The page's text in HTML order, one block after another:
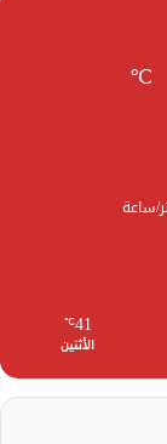
℃
41
℃
الأثنين